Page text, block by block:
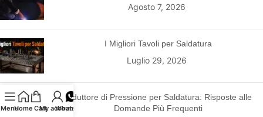
Agosto 7, 2026
I Migliori Tavoli per Saldatura
Luglio 29, 2026
Riduttore di Pressione per Saldatura: Risposte alle
Domande Più Frequenti
MenuHome Cart
My account
Whatsapp